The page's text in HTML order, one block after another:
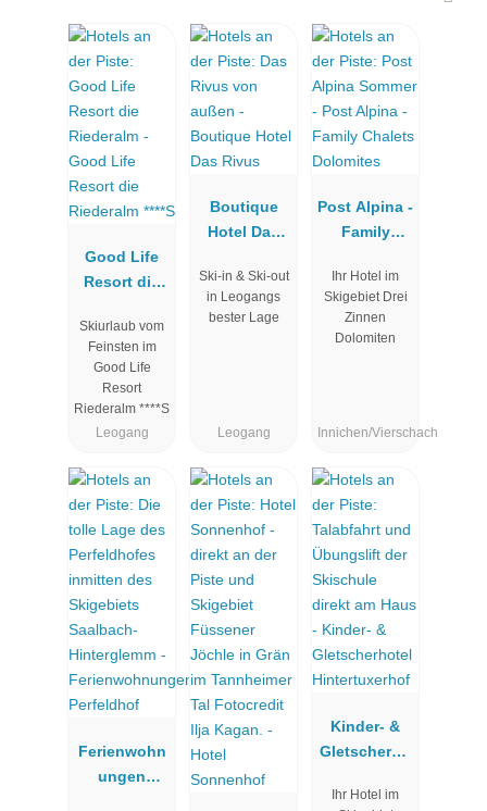
Good Life
Resort die
****S
Skiurlaub vom
Feinsten im
Good Life
Resort
Riederalm ****S
Leogang
Boutique
Hotel Das
Ski-in & Ski-out
in Leogangs
bester Lage
Leogang
Post Alpina -
Family
Dolomites
Ihr Hotel im
Skigebiet Drei
Zinnen
Dolomiten
Innichen/Vierschach
Ferienwohn
ungen
Kinder- &
Gletscherho
Hintertuxerh
Ihr Hotel im